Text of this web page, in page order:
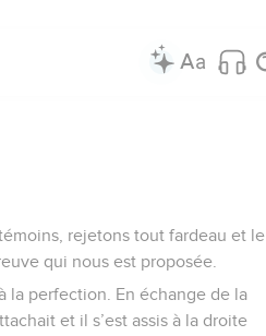
rejetons tout fardeau et le
qui nous est proposée.
la perfection. En échange de la
et il s’est assis à la droite